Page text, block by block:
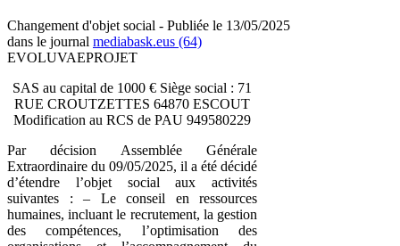
Changement d'objet social - Publiée le 13/05/2025
dans le journal mediabask.eus (64)
EVOLUVAEPROJET
SAS au capital de 1000 € Siège social : 71
RUE CROUTZETTES 64870 ESCOUT
Modification au RCS de PAU 949580229
Par décision Assemblée Générale
Extraordinaire du 09/05/2025, il a été décidé
d’étendre l’objet social aux activités
suivantes : – Le conseil en ressources
humaines, incluant le recrutement, la gestion
des compétences, l’optimisation des